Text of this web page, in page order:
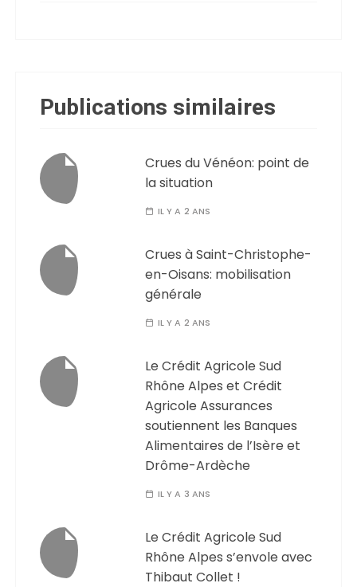
Publications similaires
Crues du Vénéon: point de
la situation
IL Y A 2 ANS
Crues à Saint-Christophe-
en-Oisans: mobilisation
générale
IL Y A 2 ANS
Le Crédit Agricole Sud
Rhône Alpes et Crédit
Agricole Assurances
soutiennent les Banques
Alimentaires de l’Isère et
Drôme-Ardèche
IL Y A 3 ANS
Le Crédit Agricole Sud
Rhône Alpes s’envole avec
Thibaut Collet !